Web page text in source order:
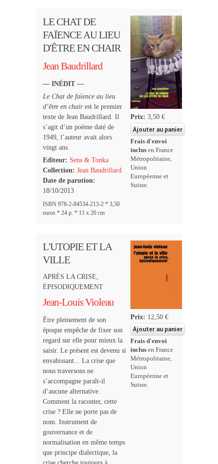
LE CHAT DE
FAÏENCE AU LIEU
D'ÊTRE EN CHAIR
Jean Baudrillard
— INÉDIT —
Le Chat de faïence au lieu
d’être en chairest le premier
texte de Jean Baudrillard. Il
s’agit d’un poème daté de
1949, l’auteur avait alors
vingt ans.
Editeur: Sens & Tonka
Collection: Jean Baudrillard
Date de parution:
18/10/2013
ISBN 978-2-84534-213-2 * 3,50
euros * 24 p. * 11 x 20 cm
Prix:3,50 €
Frais d'envoi
inclus en France
Métropolitaine,
Union
Européenne et
Suisse.
L'UTOPIE ET LA
VILLE
APRÈS LA CRISE,
ÉPISODIQUEMENT
Jean-Louis Violeau
Être pleinement de son
époque empêche de fixer son
regard sur elle pour mieux la
saisir. Le présent est devenu si
envahissant... La crise que
nous traversons ne
s’accompagne paraît-il
d’aucune alternative.
Comment la raconter, cette
crise ? Elle ne porte pas de
nom. Instrument de
gouvernance et de
normalisation en même temps
que principe dialectique, la
Prix: 12,50 €
Frais d'envoi
inclus en France
Métropolitaine,
Union
Européenne et
Suisse.